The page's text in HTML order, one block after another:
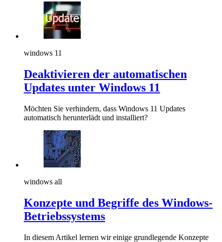
windows 11
Deaktivieren der automatischen
Updates unter Windows 11
Möchten Sie verhindern, dass Windows 11 Updates
automatisch herunterlädt und installiert?
windows all
Konzepte und Begriffe des Windows-
Betriebssystems
In diesem Artikel lernen wir einige grundlegende Konzepte